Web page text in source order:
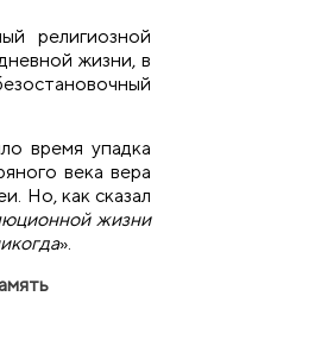
религиозной
жизни, в
время упадка
века вера
Но, как сказал
жизни
».